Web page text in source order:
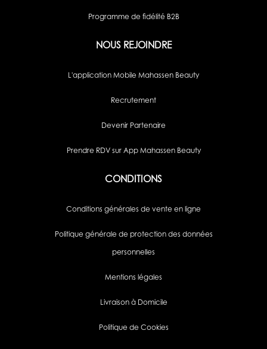
Programme de fidélité B2B
NOUS REJOINDRE
L'application Mobile Mahassen Beauty
Recrutement
Devenir Partenaire
Prendre RDV sur App Mahassen Beauty
CONDITIONS
Conditions générales de vente en ligne
Politique générale de protection des données
personnelles
Mentions légales
Livraison à Domicile
Politique de Cookies